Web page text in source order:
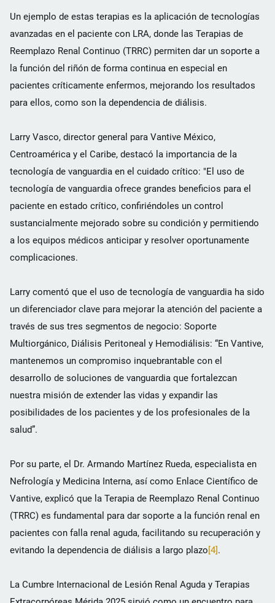
Un ejemplo de estas terapias es la aplicación de tecnologías
avanzadas en el paciente con LRA, donde las Terapias de
Reemplazo Renal Continuo (TRRC) permiten dar un soporte a
la función del riñón de forma continua en especial en
pacientes críticamente enfermos, mejorando los resultados
para ellos, como son la dependencia de diálisis.
Larry Vasco, director general para Vantive México,
Centroamérica y el Caribe, destacó la importancia de la
tecnología de vanguardia en el cuidado crítico: "El uso de
tecnología de vanguardia ofrece grandes beneficios para el
paciente en estado crítico, confiriéndoles un control
sustancialmente mejorado sobre su condición y permitiendo
a los equipos médicos anticipar y resolver oportunamente
complicaciones.
Larry comentó que el uso de tecnología de vanguardia ha sido
un diferenciador clave para mejorar la atención del paciente a
través de sus tres segmentos de negocio: Soporte
Multiorgánico, Diálisis Peritoneal y Hemodiálisis: “En Vantive,
mantenemos un compromiso inquebrantable con el
desarrollo de soluciones de vanguardia que fortalezcan
nuestra misión de extender las vidas y expandir las
posibilidades de los pacientes y de los profesionales de la
salud”.
Por su parte, el Dr. Armando Martínez Rueda, especialista en
Nefrología y Medicina Interna, así como Enlace Científico de
Vantive, explicó que la Terapia de Reemplazo Renal Continuo
(TRRC) es fundamental para dar soporte a la función renal en
pacientes con falla renal aguda, facilitando su recuperación y
evitando la dependencia de diálisis a largo plazo[4].
La Cumbre Internacional de Lesión Renal Aguda y Terapias